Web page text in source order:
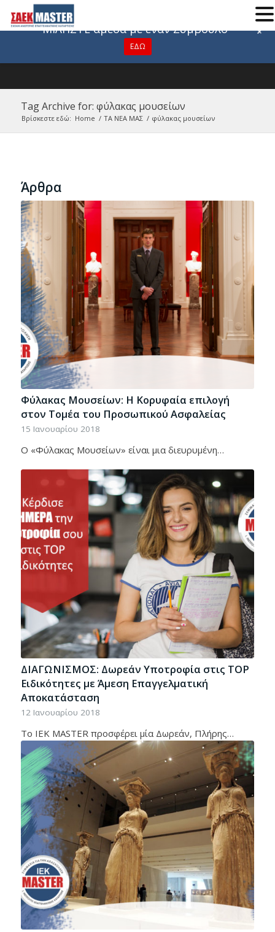
Tag Archive for: φύλακας μουσείων
Βρίσκεστε εδώ: Home / ΤΑ ΝΕΑ ΜΑΣ / φύλακας μουσείων
Άρθρα
Φύλακας Μουσείων: Η Κορυφαία επιλογή
στον Τομέα του Προσωπικού Ασφαλείας
15 Ιανουαρίου 2018
Ο «Φύλακας Μουσείων» είναι μια διευρυμένη…
ΔΙΑΓΩΝΙΣΜΟΣ: Δωρεάν Υποτροφία στις TOP
Ειδικότητες με Άμεση Επαγγελματική
Αποκατάσταση
12 Ιανουαρίου 2018
Το ΙΕΚ MASTER προσφέρει μία Δωρεάν, Πλήρης…
Για οποιαδήποτε πληροφορία
ΜΙΛΗΣΤΕ άμεσα με έναν Σύμβουλο
ΕΔΩ
+